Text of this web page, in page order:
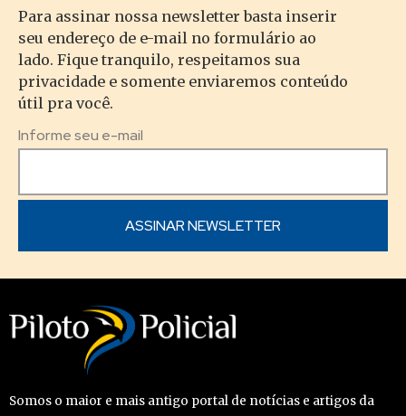
Para assinar nossa newsletter basta inserir
seu endereço de e-mail no formulário ao
lado. Fique tranquilo, respeitamos sua
privacidade e somente enviaremos conteúdo
útil pra você.
Informe seu e-mail
Somos o maior e mais antigo portal de notícias e artigos da